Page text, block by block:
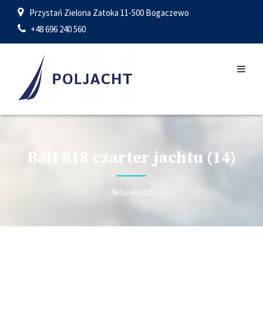
Przystań Zielona Zatoka 11-500 Bogaczewo
+48 696 240 560
Balt 818 czarter jachtu (14)
Aktualności